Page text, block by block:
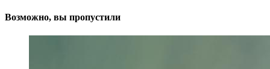
Возможно, вы пропустили